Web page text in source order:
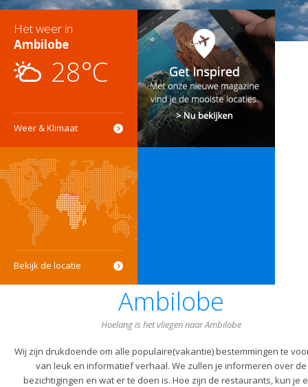
Het weer in
Ambilobe
28°C
Weer & Klimaat
Bekijk de locatie
Ambilobe
Hoelang is het vliegen naar Ambilobe
Wij zijn drukdoende om alle populaire(vakantie) bestemmingen te
van leuk en informatief verhaal. We zullen je informeren over de
bezichtigingen en wat er te doen is. Hoe zijn de restaurants, kun je